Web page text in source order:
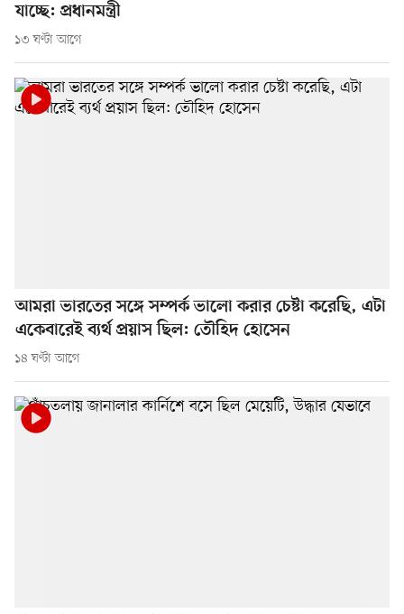
যাচ্ছে: প্রধানমন্ত্রী
১৩ ঘণ্টা আগে
আমরা ভারতের সঙ্গে সম্পর্ক ভালো করার চেষ্টা করেছি, এটা
একেবারেই ব্যর্থ প্রয়াস ছিল: তৌহিদ হোসেন
১৪ ঘণ্টা আগে